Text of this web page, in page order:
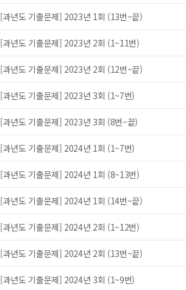
[과년도 기출문제] 2023년 1회 (13번~끝)
[과년도 기출문제] 2023년 2회 (1~11번)
[과년도 기출문제] 2023년 2회 (12번~끝)
[과년도 기출문제] 2023년 3회 (1~7번)
[과년도 기출문제] 2023년 3회 (8번~끝)
[과년도 기출문제] 2024년 1회 (1~7번)
[과년도 기출문제] 2024년 1회 (8~13번)
[과년도 기출문제] 2024년 1회 (14번~끝)
[과년도 기출문제] 2024년 2회 (1~12번)
[과년도 기출문제] 2024년 2회 (13번~끝)
[과년도 기출문제] 2024년 3회 (1~9번)